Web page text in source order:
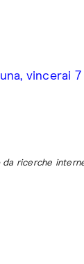
vincerai
ricerche